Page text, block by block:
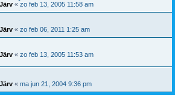
Järv « zo feb 13, 2005 11:58 am
Järv « zo feb 06, 2011 1:25 am
Järv « zo feb 13, 2005 11:53 am
Järv « ma jun 21, 2004 9:36 pm